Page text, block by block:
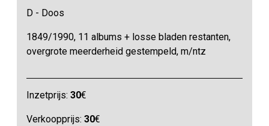
D - Doos
1849/1990, 11 albums + losse bladen restanten,
overgrote meerderheid gestempeld, m/ntz
Inzetprijs:30€
Verkoopprijs:30€